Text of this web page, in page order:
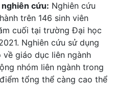
cứu: Nghiên cứu
trên 146 sinh viên
cuối tại trường Đại học
Nghiên cứu sử dụng
giáo dục liên ngành
nhóm liên ngành trong
tổng thể càng cao thể